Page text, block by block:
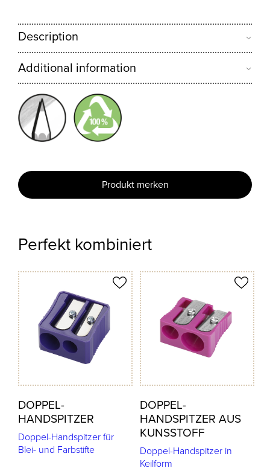
Description
Additional information
Produkt merken
Perfekt kombiniert
DOPPEL-
HANDSPITZER
Doppel-Handspitzer für
Blei- und Farbstifte
merken
DOPPEL-
HANDSPITZER AUS
KUNSSTOFF
Doppel-Handspitzer in
Keilform
Produkt merken